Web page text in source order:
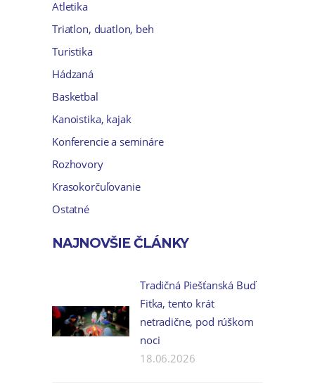
Atletika
Triatlon, duatlon, beh
Turistika
Hádzaná
Basketbal
Kanoistika, kajak
Konferencie a semináre
Rozhovory
Krasokorčuľovanie
Ostatné
NAJNOVŠIE ČLÁNKY
Tradičná Piešťanská Buď
Fitka, tento krát
netradične, pod rúškom
noci
18.06.2026